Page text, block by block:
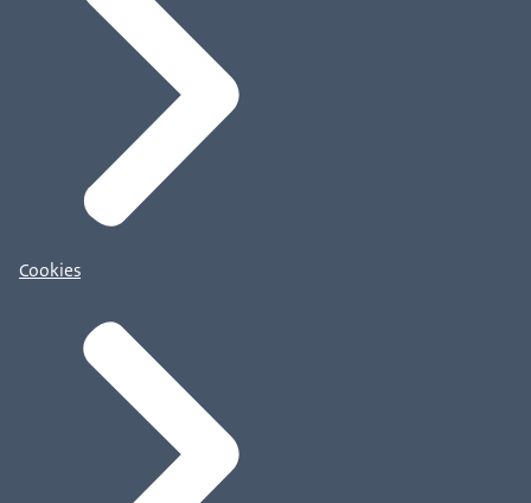
Cookies